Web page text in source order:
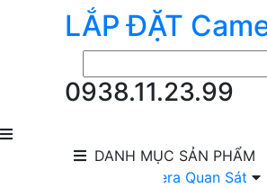
LẮP ĐẶT
0938.11.23.99
DANH MỤC SẢN PHẨM
lắp Đặt Camera Quan Sát